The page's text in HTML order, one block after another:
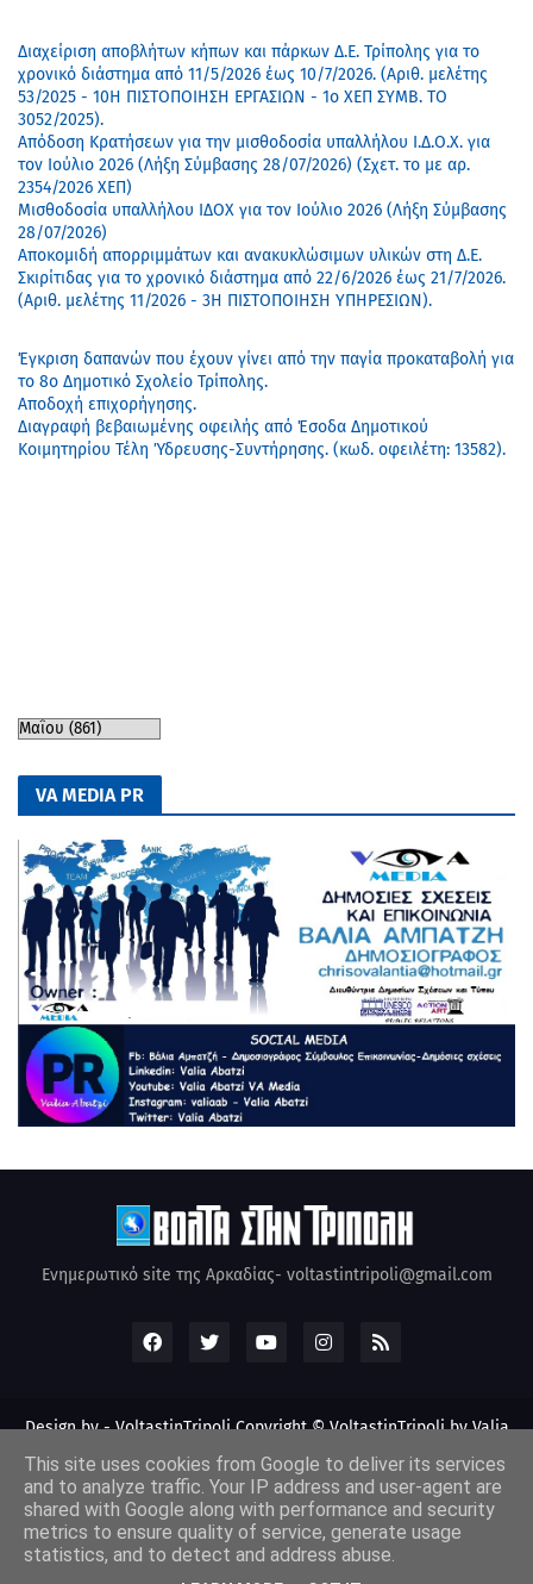
Διαχείριση αποβλήτων κήπων και πάρκων Δ.Ε. Τρίπολης για το
χρονικό διάστημα από 11/5/2026 έως 10/7/2026. (Αριθ. μελέτης
53/2025 - 10Η ΠΙΣΤΟΠΟΙΗΣΗ ΕΡΓΑΣΙΩΝ - 1ο ΧΕΠ ΣΥΜΒ. ΤΟ
3052/2025).
Απόδοση Κρατήσεων για την μισθοδοσία υπαλλήλου Ι.Δ.Ο.Χ. για
τον Ιούλιο 2026 (Λήξη Σύμβασης 28/07/2026) (Σχετ. το με αρ.
2354/2026 ΧΕΠ)
Μισθοδοσία υπαλλήλου ΙΔΟΧ για τον Ιούλιο 2026 (Λήξη Σύμβασης
28/07/2026)
Αποκομιδή απορριμμάτων και ανακυκλώσιμων υλικών στη Δ.Ε.
Σκιρίτιδας για το χρονικό διάστημα από 22/6/2026 έως 21/7/2026.
(Αριθ. μελέτης 11/2026 - 3Η ΠΙΣΤΟΠΟΙΗΣΗ ΥΠΗΡΕΣΙΩΝ).
Έγκριση δαπανών που έχουν γίνει από την παγία προκαταβολή για
το 8ο Δημοτικό Σχολείο Τρίπολης.
Αποδοχή επιχορήγησης.
Διαγραφή βεβαιωμένης οφειλής από Έσοδα Δημοτικού
Κοιμητηρίου Τέλη Ύδρευσης-Συντήρησης. (κωδ. οφειλέτη: 13582).
VA MEDIA PR
Ενημερωτικό site της Αρκαδίας- voltastintripoli@gmail.com
Design by -VoltastinTripoliCopyright © VoltastinTripoli by Valia
This site uses cookies from Google to deliver its services
and to analyze traffic. Your IP address and user-agent are
shared with Google along with performance and security
metrics to ensure quality of service, generate usage
statistics, and to detect and address abuse.